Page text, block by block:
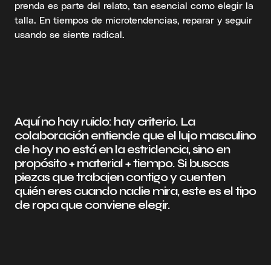
prenda es parte del relato, tan esencial como elegir la
talla. En tiempos de microtendencias, reparar y seguir
usando se siente radical.
Aquí no hay ruido: hay criterio. La
colaboración entiende que el lujo masculino
de hoy no está en la estridencia, sino en
propósito + material + tiempo. Si buscas
piezas que trabajen contigo y cuenten
quién eres cuando nadie mira, este es el tipo
de ropa que conviene elegir.